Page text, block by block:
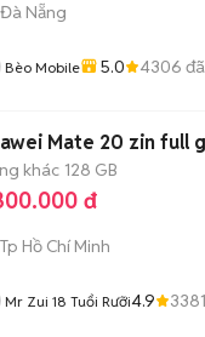
Đà Nẵng
Bèo Mobile 5.0 4306
Mate 20 zin full
khác 128 GB
đ
Tp Hồ Chí Minh
Mr Zui 18 Tuổi Rưỡi4.9 3381